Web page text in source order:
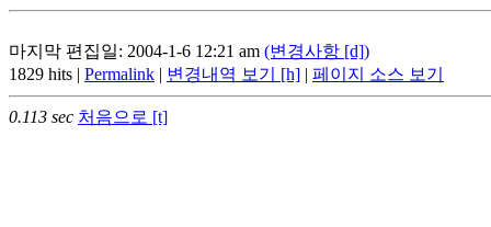
마지막 편집일: 2004-1-6 12:21 am (변경사항 [d])
1829 hits | Permalink | 변경내역 보기 [h] | 페이지 소스 보기
0.113 sec 처음으로 [t]